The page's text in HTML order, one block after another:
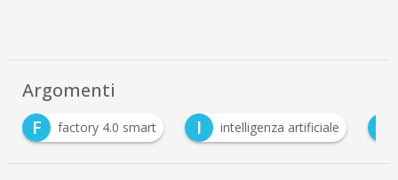
Argomenti
I
intelligenza artificiale P Predictive Maintenance